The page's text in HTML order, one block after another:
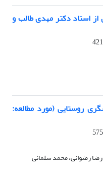
از استاد دکتر مهدی طالب و
روستایی (مورد مطالعه:
رضوانی، محمد سلمانی